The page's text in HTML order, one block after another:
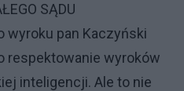
SĄDU
wyroku pan Kaczyński
respektowanie wyroków
inteligencji. Ale to nie